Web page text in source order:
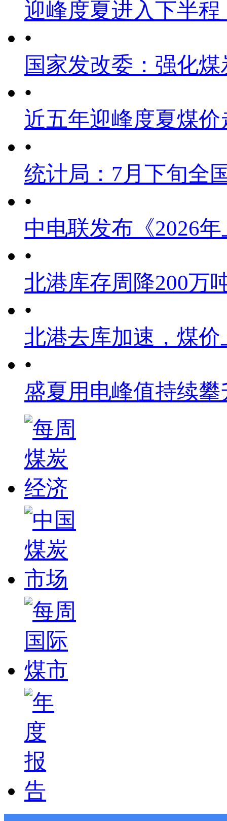
迎峰度夏进入下半
•
国家发改委：强化
•
近五年迎峰度夏煤价
•
统计局：7月下旬全
•
中电联发布《2026
•
北港库存周降200万
•
北港去库加速，煤
•
盛夏用电峰值持续